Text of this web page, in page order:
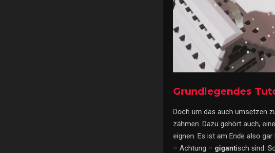
Grundlegendes
Doch um das auch umsetzen
zähmen. Dazu gehört auch,
eignen. Es ist am Ende also
– Achtung – gigantisch sind.